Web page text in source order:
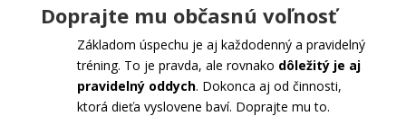
Doprajte mu občasnú voľnosť
Základom úspechu je aj každodenný a pravidelný
tréning. To je pravda, ale rovnako dôležitý je aj
pravidelný oddych. Dokonca aj od činnosti,
ktorá dieťa vyslovene baví. Doprajte mu to.